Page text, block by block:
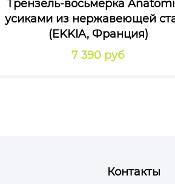
Трензель-восьмерка
усиками из нержавеющей
(EKKIA, Франция)
7 390 руб
Контакты